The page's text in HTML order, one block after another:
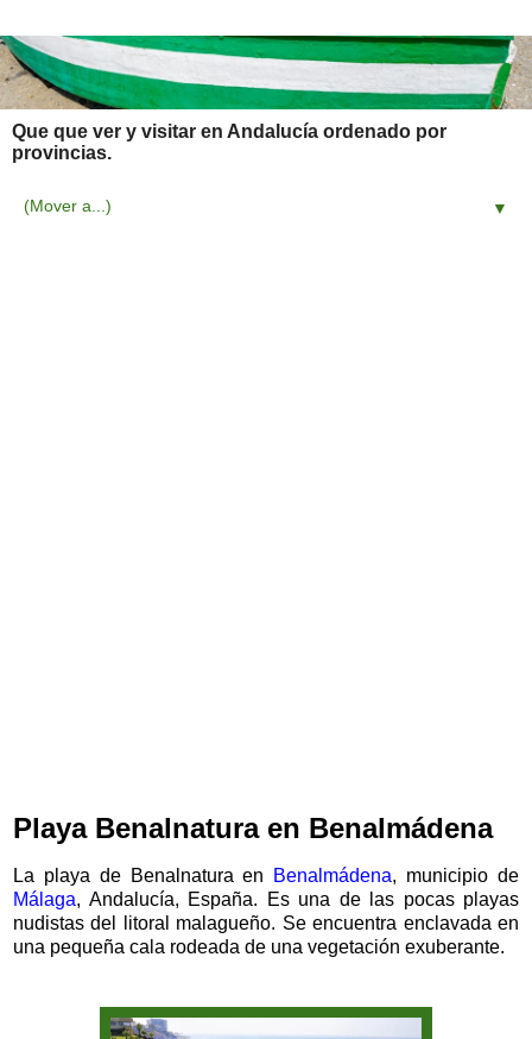
Que que ver y visitar en Andalucía ordenado por
provincias.
▼
Playa Benalnatura en Benalmádena
La playa de Benalnatura en Benalmádena, municipio de
Málaga, Andalucía, España. Es una de las pocas playas
nudistas del litoral malagueño. Se encuentra enclavada en
una pequeña cala rodeada de una vegetación exuberante.